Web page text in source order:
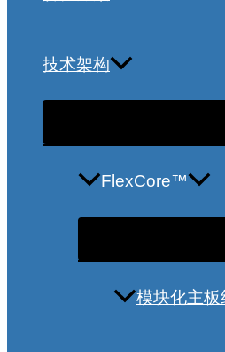
技术架构
FlexCore™
模块化主板